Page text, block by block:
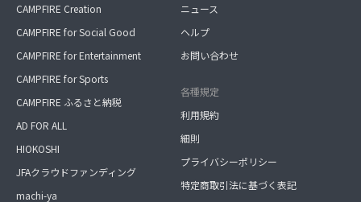
CAMPFIRE Creation
CAMPFIRE for Social Good
CAMPFIRE for Entertainment
CAMPFIRE for Sports
CAMPFIRE ふるさと納税
AD FOR ALL
HIOKOSHI
JFAクラウドファンディング
machi-ya
ニュース
ヘルプ
お問い合わせ
各種規定
利用規約
細則
プライバシーポリシー
特定商取引法に基づく表記